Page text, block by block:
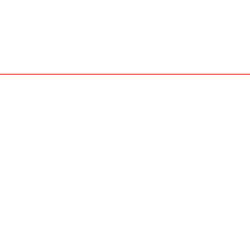
服募集中#ガール募集
のフォローといい
体験時給 平日 4500円
円 今なら長期高
待ちしております🙇
バクラ #太田市 #キャ
時給 平日 4500円 金曜日 6
長期高額時給保証中👋 ご
のTikTokのフォローと